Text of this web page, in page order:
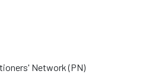
Network (PN)